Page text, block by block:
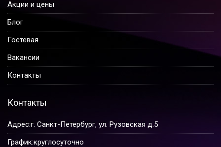
Акции и цены
Блог
Гостевая
Вакансии
Контакты
Контакты
Адрес:г. Санкт-Петербург, ул. Рузовская д.5
График:круглосуточно